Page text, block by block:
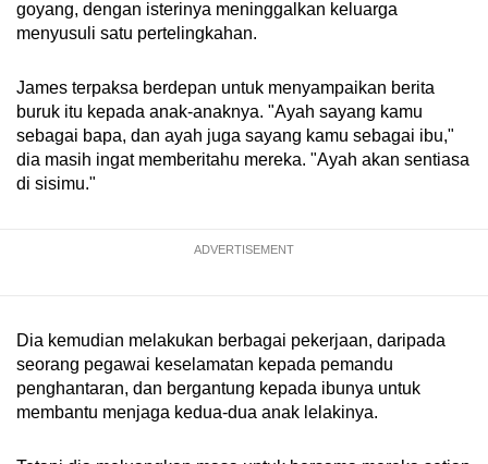
goyang, dengan isterinya meninggalkan keluarga
menyusuli satu pertelingkahan.
James terpaksa berdepan untuk menyampaikan berita
buruk itu kepada anak-anaknya. "Ayah sayang kamu
sebagai bapa, dan ayah juga sayang kamu sebagai ibu,"
dia masih ingat memberitahu mereka. "Ayah akan sentiasa
di sisimu."
ADVERTISEMENT
Dia kemudian melakukan berbagai pekerjaan, daripada
seorang pegawai keselamatan kepada pemandu
penghantaran, dan bergantung kepada ibunya untuk
membantu menjaga kedua-dua anak lelakinya.